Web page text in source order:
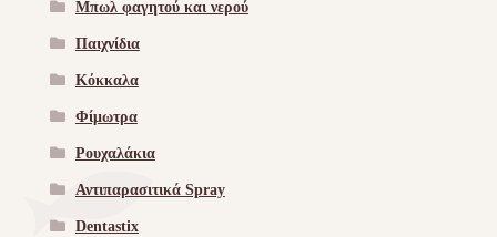
Μπωλ φαγητού και νερού
Παιχνίδια
Κόκκαλα
Φίμωτρα
Ρουχαλάκια
Αντιπαρασιτικά Spray
Dentastix